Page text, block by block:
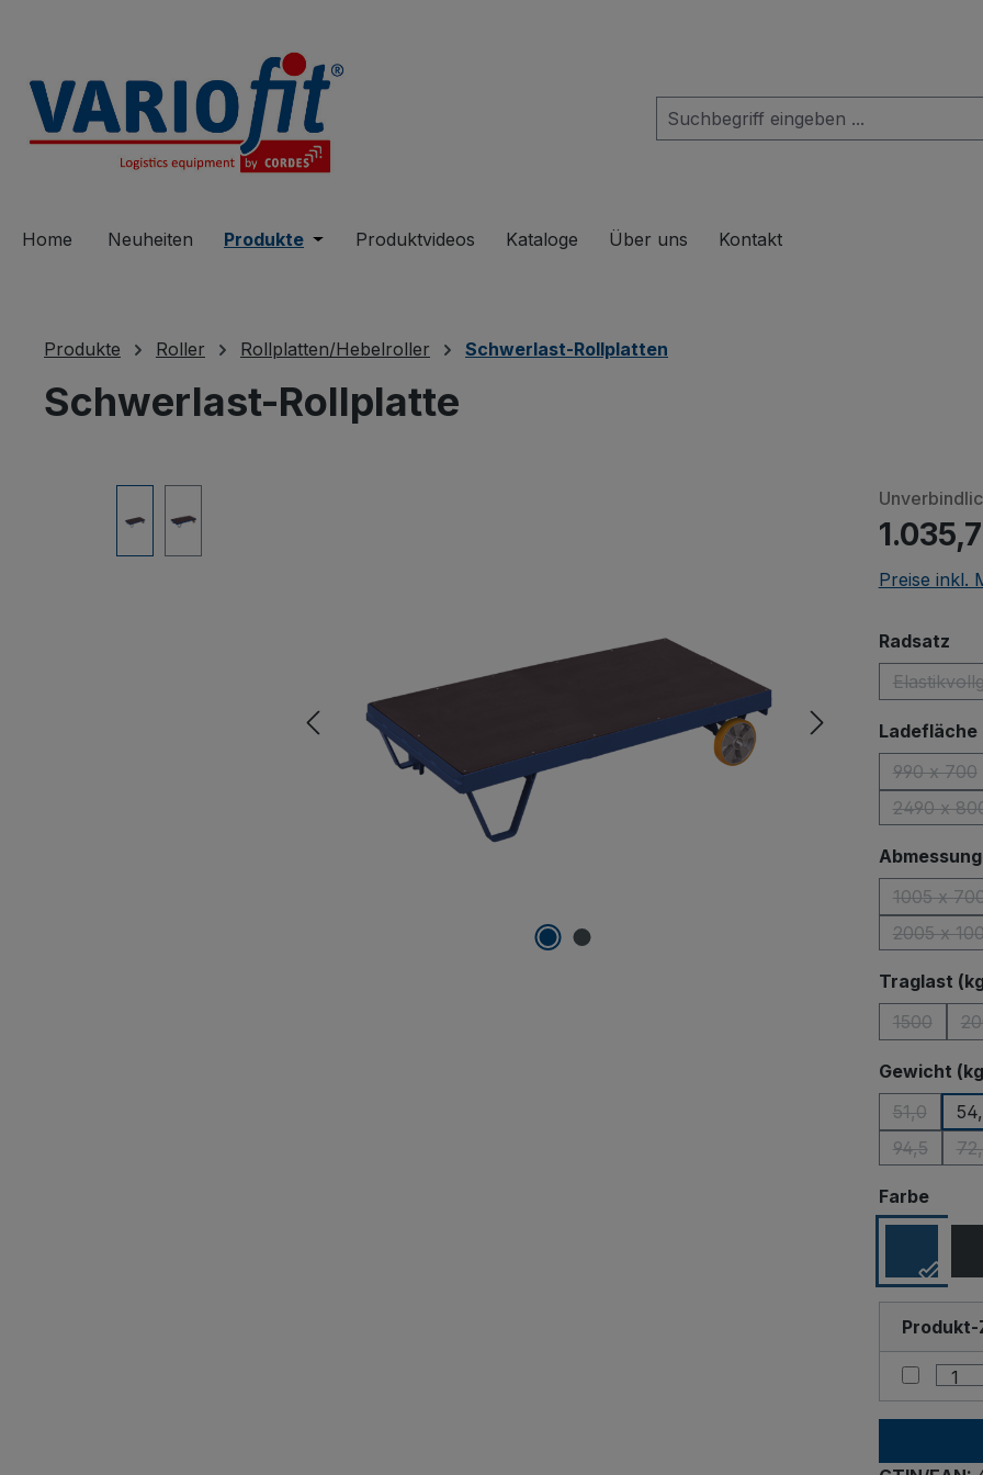
Home Neuheiten Produkte Öffne oder Schließe das Dropdown der Kategorie Produkte
Produktvideos Kataloge Über uns Kontakt
Produkte Roller Rollplatten/Hebelroller Schwerlast-Rollplatten
Schwerlast-Rollplatte
Preise inkl.
Radsatz
Ladefläche
990 x 700
2490 x
1005 x
2005 x
Traglast
1500
(Diese
Gewicht
51,0
(Diese
94,5
(Diese
Farbe